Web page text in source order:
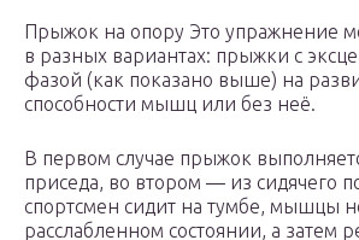
Прыжок на опору Это упражнение
в разных вариантах: прыжки с
фазой (как показано выше) на
способности мышц или без неё.
В первом случае прыжок
приседа, во втором — из сидячего
спортсмен сидит на тумбе, мышцы
расслабленном состоянии, а затем